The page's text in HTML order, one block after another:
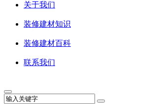
关于我们
装修建材知识
装修建材百科
联系我们